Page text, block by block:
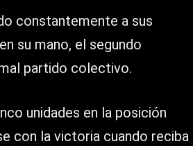
constantemente a sus
su mano, el segundo
partido colectivo.
unidades en la posición
con la victoria cuando reciba